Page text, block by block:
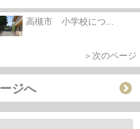
高槻市 小学校につ...
＞次のページ
ジへ